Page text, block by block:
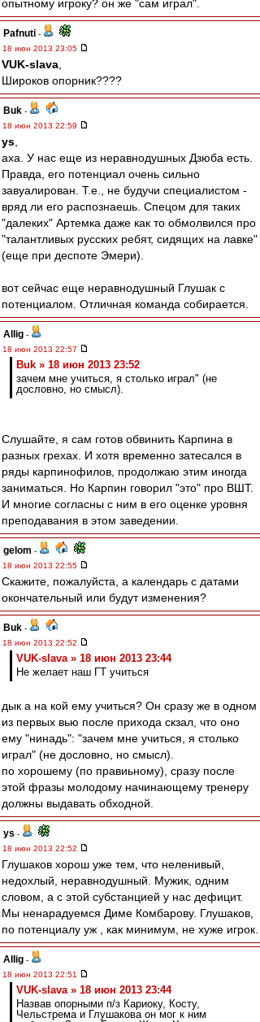
опытному игроку? он же "сам играл".
Pafnuti -
18 июн 2013 23:05
VUK-slava
Широков опорник????
Buk -
18 июн 2013 22:59
ys
аха. У нас еще из неравнодушных Дзюба есть.
Правда, его потенциал очень сильно
завуалирован. Т.е., не будучи специалистом -
вряд ли его распознаешь. Спецом для таких
"далеких" Артемка даже как то обмолвился про
"талантливых русских ребят, сидящих на лавке"
(еще при деспоте Эмери).
вот сейчас еще неравнодушный Глушак с
потенциалом. Отличная команда собирается.
Allig -
18 июн 2013 22:57
Buk » 18 июн 2013 23:52
зачем мне учиться, я столько играл" (не
дословно, но смысл).
Слушайте, я сам готов обвинить Карпина в
разных грехах. И хотя временно затесался в
ряды карпинофилов, продолжаю этим иногда
заниматься. Но Карпин говорил "это" про ВШТ.
И многие согласны с ним в его оценке уровня
преподавания в этом заведении.
gelom -
18 июн 2013 22:55
Скажите, пожалуйста, а календарь с датами
окончательный или будут изменения?
Buk -
18 июн 2013 22:52
VUK-slava » 18 июн 2013 23:44
Не желает наш ГТ учиться
дык а на кой ему учиться? Он сразу же в одном
из первых вью после прихода скзал, что оно
ему "нинадь": "зачем мне учиться, я столько
играл" (не дословно, но смысл).
по хорошему (по правиьному), сразу после
этой фразы молодому начинающему тренеру
должны выдавать обходной.
ys -
18 июн 2013 22:52
Глушаков хорош уже тем, что неленивый,
недохлый, неравнодушный. Мужик, одним
словом, а с этой субстанцией у нас дефицит.
Мы ненарадуемся Диме Комбарову. Глушаков,
по потенциалу уж , как минимум, не хуже игрок.
Allig -
18 июн 2013 22:51
VUK-slava » 18 июн 2013 23:44
Назвав опорными п/з Кариоку, Косту,
Чельстрема и Глушакова он мог к ним